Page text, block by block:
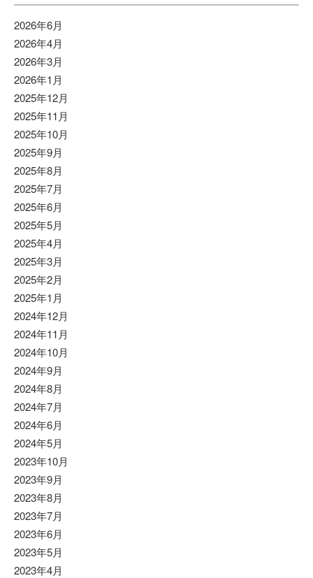
2026年6月
2026年4月
2026年3月
2026年1月
2025年12月
2025年11月
2025年10月
2025年9月
2025年8月
2025年7月
2025年6月
2025年5月
2025年4月
2025年3月
2025年2月
2025年1月
2024年12月
2024年11月
2024年10月
2024年9月
2024年8月
2024年7月
2024年6月
2024年5月
2023年10月
2023年9月
2023年8月
2023年7月
2023年6月
2023年5月
2023年4月